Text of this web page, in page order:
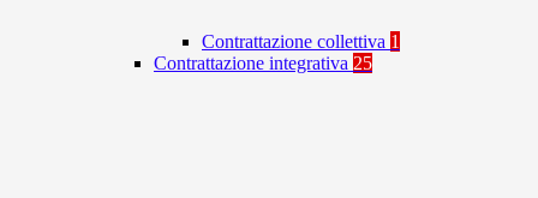
Contrattazione collettiva 1
Contrattazione integrativa 25